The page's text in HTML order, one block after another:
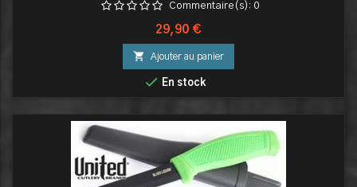
Commentaire(s): 0
Prix
29,90 €
 Ajouter au panier
 En stock